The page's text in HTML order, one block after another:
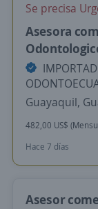
Se precisa
Asesora
Guayaquil,
482,00 US$
Hace 7 días
Asesor